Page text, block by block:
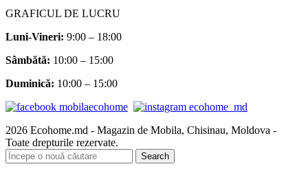
GRAFICUL DE LUCRU
Luni-Vineri: 9:00 – 18:00
Sâmbătă: 10:00 – 15:00
Duminică: 10:00 – 15:00
2026 Ecohome.md - Magazin de Mobila, Chisinau, Moldova -
Toate drepturile rezervate.
Search